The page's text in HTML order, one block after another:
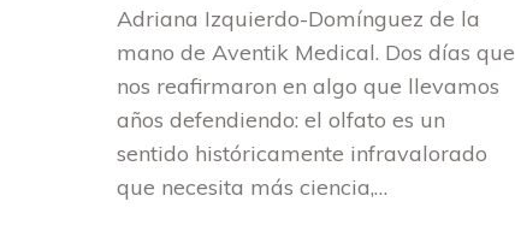
Adriana Izquierdo-Domínguez de la
mano de Aventik Medical. Dos días que
nos reafirmaron en algo que llevamos
años defendiendo: el olfato es un
sentido históricamente infravalorado
que necesita más ciencia,…